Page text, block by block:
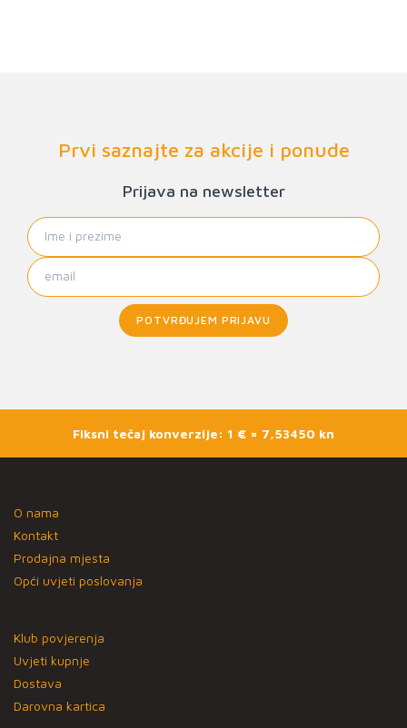
Prvi saznajte za akcije i ponude
Prijava na newsletter
POTVRĐUJEM PRIJAVU
Fiksni tečaj konverzije: 1 € = 7,53450 kn
O nama
Kontakt
Prodajna mjesta
Opći uvjeti poslovanja
Klub povjerenja
Uvjeti kupnje
Dostava
Darovna kartica